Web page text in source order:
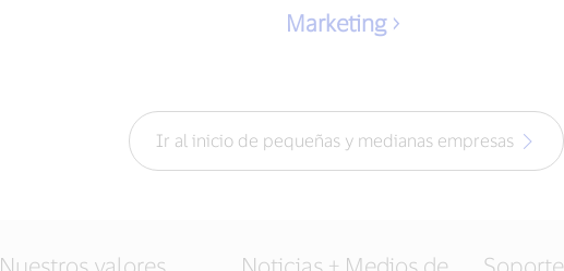
Marketing
Ir al inicio de pequeñas y medianas empresas
Nuestros valores Noticias + Medios de Soporte